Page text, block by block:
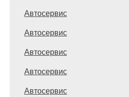
Автосервис
Автосервис
Автосервис
Автосервис
Автосервис